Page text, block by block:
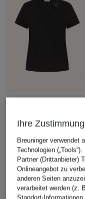
CHF 75
ÄHNLICHE
Ihre
Breuninger verwendet
Technologien
Partner (Drittanbieter)
Onlineangebot zu
anderen Seiten
verarbeitet werden (z.
Standort-